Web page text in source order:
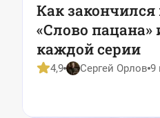
Как
«Слово пацана»
каждой серии
4,9 Сергей Орлов 9